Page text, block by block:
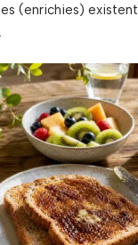
(enrichies)